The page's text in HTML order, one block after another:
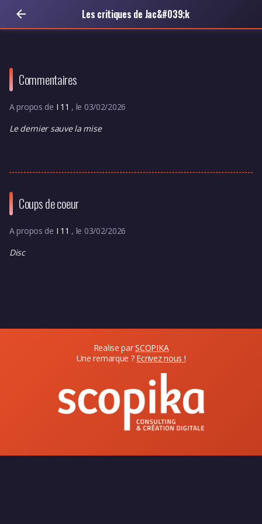
Les critiques de Jac&#039;k
Commentaires
A propos de I 11 , le 03/02/2026
Le dernier sauve la mise
Coups de coeur
A propos de I 11 , le 03/02/2026
Disc
Realise parSCOPIKA
Une remarque ? Ecrivez nous !